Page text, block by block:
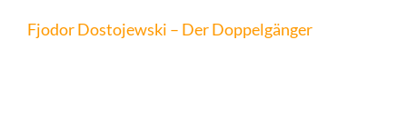
Fjodor Dostojewski – Der Doppelgänger